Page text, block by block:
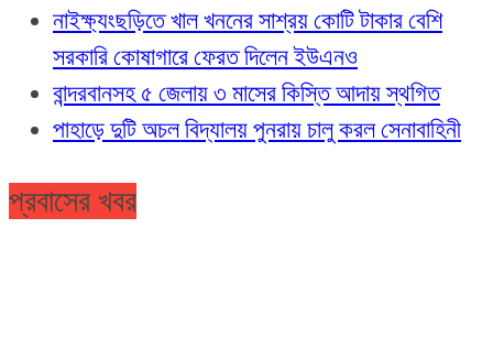
নাইক্ষ্যংছড়িতে খাল খননের সাশ্রয় কোটি টাকার বেশি
সরকারি কোষাগারে ফেরত দিলেন ইউএনও
বান্দরবানসহ ৫ জেলায় ৩ মাসের কিস্তি আদায় স্থগিত
পাহাড়ে দুটি অচল বিদ্যালয় পুনরায় চালু করল সেনাবাহিনী
প্রবাসের খবর